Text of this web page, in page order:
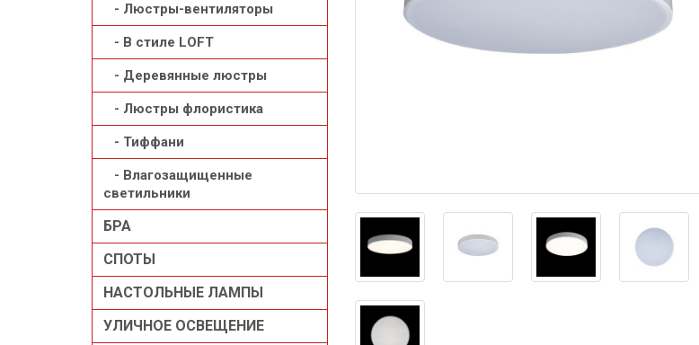
- Люстры-вентиляторы
- В стиле LOFT
- Деревянные люстры
- Люстры флористика
- Тиффани
- Влагозащищенные
светильники
БРА
СПОТЫ
НАСТОЛЬНЫЕ ЛАМПЫ
УЛИЧНОЕ ОСВЕЩЕНИЕ